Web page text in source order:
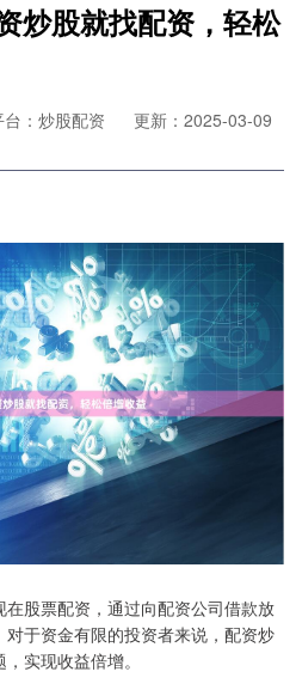
炒股就找配资，轻松
台：炒股配资
更新：2025-03-09
股票配资，通过向配资公司借款放
于资金有限的投资者来说，配资炒
实现收益倍增。